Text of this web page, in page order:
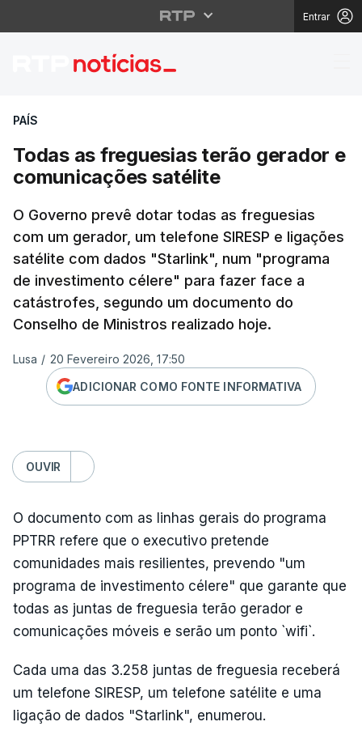
Entrar
Todas as freguesias
PAÍS
Todas as freguesias terão gerador e
comunicações satélite
O Governo prevê dotar todas as freguesias
com um gerador, um telefone SIRESP e ligações
satélite com dados "Starlink", num "programa
de investimento célere" para fazer face a
catástrofes, segundo um documento do
Conselho de Ministros realizado hoje.
Lusa / 20 Fevereiro 2026, 17:50
ADICIONAR COMO FONTE INFORMATIVA
OUVIR
O documento com as linhas gerais do programa
PPTRR refere que o executivo pretende
comunidades mais resilientes, prevendo "um
programa de investimento célere" que garante que
todas as juntas de freguesia terão gerador e
comunicações móveis e serão um ponto `wifi`.
Cada uma das 3.258 juntas de freguesia receberá
um telefone SIRESP, um telefone satélite e uma
ligação de dados "Starlink", enumerou.